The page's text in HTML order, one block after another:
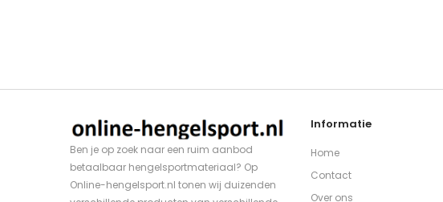
Ben je op zoek naar een ruim aanbod
betaalbaar hengelsportmateriaal? Op
Online-hengelsport.nl tonen wij duizenden
Informatie
Home
Contact
Over ons